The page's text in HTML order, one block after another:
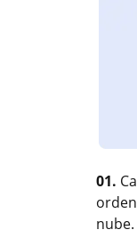
01.
nube.